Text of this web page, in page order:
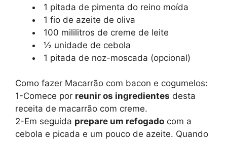
1 pitada de pimenta do reino moída
1 fio de azeite de oliva
100 mililitros de creme de leite
½ unidade de cebola
1 pitada de noz-moscada (opcional)
Como fazer Macarrão com bacon e cogumelos:
1-Comece por reunir os ingredientes desta
receita de macarrão com creme.
2-Em seguida prepare um refogado com a
cebola e picada e um pouco de azeite. Quando